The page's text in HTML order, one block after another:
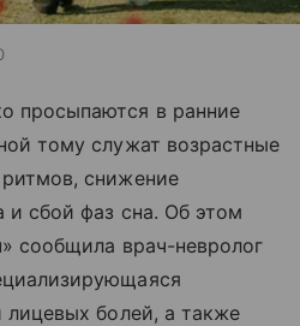
просыпаются в ранние
тому служат возрастные
снижение
и сбой фаз сна. Об этом
сообщила врач-невролог
лицевых болей, а также